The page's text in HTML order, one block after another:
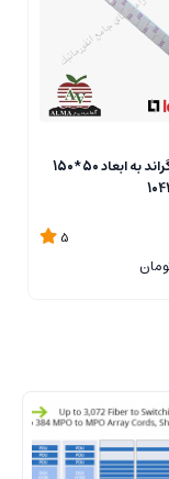
ترانکینگ لگراند به ابعاد 50*150
5